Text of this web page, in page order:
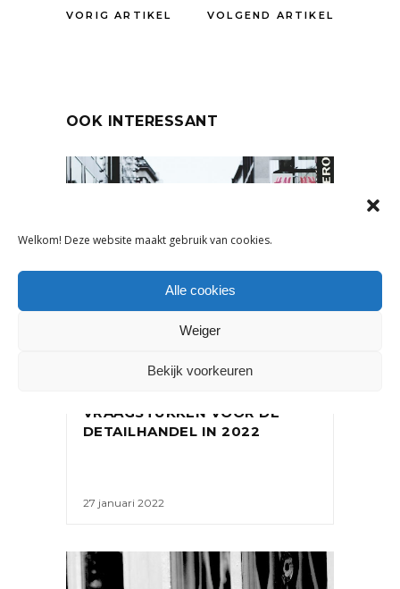
Welkom! Deze website maakt gebruik van cookies.
Alle cookies
Weiger
Bekijk voorkeuren
VORIG ARTIKEL VOLGEND ARTIKEL
OOK INTERESSANT
VRAAGSTUKKEN VOOR DE
DETAILHANDEL IN 2022
27 januari 2022